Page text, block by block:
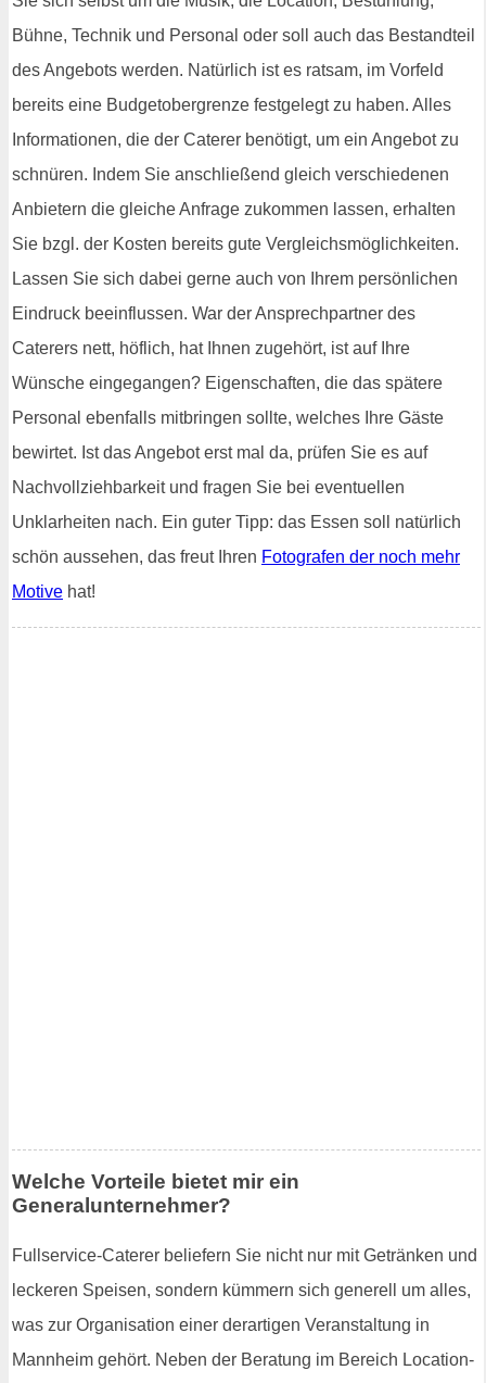
Bühne, Technik und Personal oder soll auch das Bestandteil
des Angebots werden. Natürlich ist es ratsam, im Vorfeld
bereits eine Budgetobergrenze festgelegt zu haben. Alles
Informationen, die der Caterer benötigt, um ein Angebot zu
schnüren. Indem Sie anschließend gleich verschiedenen
Anbietern die gleiche Anfrage zukommen lassen, erhalten
Sie bzgl. der Kosten bereits gute Vergleichsmöglichkeiten.
Lassen Sie sich dabei gerne auch von Ihrem persönlichen
Eindruck beeinflussen. War der Ansprechpartner des
Caterers nett, höflich, hat Ihnen zugehört, ist auf Ihre
Wünsche eingegangen? Eigenschaften, die das spätere
Personal ebenfalls mitbringen sollte, welches Ihre Gäste
bewirtet. Ist das Angebot erst mal da, prüfen Sie es auf
Nachvollziehbarkeit und fragen Sie bei eventuellen
Unklarheiten nach. Ein guter Tipp: das Essen soll natürlich
schön aussehen, das freut Ihren Fotografen der noch mehr
Motive hat!
Welche Vorteile bietet mir ein
Generalunternehmer?
Fullservice-Caterer beliefern Sie nicht nur mit Getränken und
leckeren Speisen, sondern kümmern sich generell um alles,
was zur Organisation einer derartigen Veranstaltung in
Mannheim gehört. Neben der Beratung im Bereich Location-